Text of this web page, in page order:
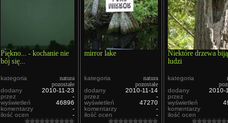
Piękno... - kochanie nie
bój się...
kategoria
natura
pozostałe
dodany
2010-11-23
przez
-
wyświetleń
46896
komentarzy
-
ilość ocen
-
mirror lake
kategoria
natura
pozostałe
dodany
2010-11-14
przez
-
wyświetleń
47270
komentarzy
-
ilość ocen
-
Niektóre drzewa
ludzi
kategoria
dodany
2010-
przez
wyświetleń
komentarzy
ilość ocen